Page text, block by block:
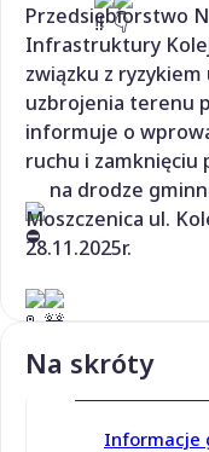
Przedsiębiorstwo
Infrastruktury
związku z
uzbrojenia terenu
informuje o
ruchu i
na drodze
Moszczenica ul.
28.11.2025r.
Na skróty
Informacje